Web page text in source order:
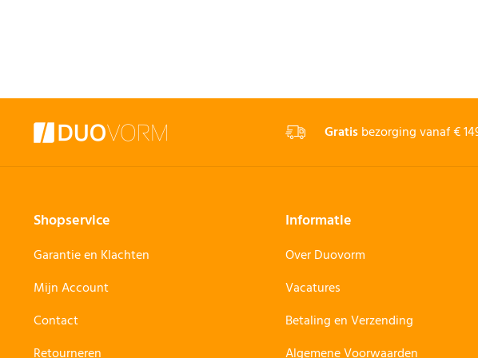
Gratisbezorging vanaf €
Shopservice
Garantie en Klachten
Mijn Account
Contact
Informatie
Over Duovorm
Vacatures
Betaling en Verzending